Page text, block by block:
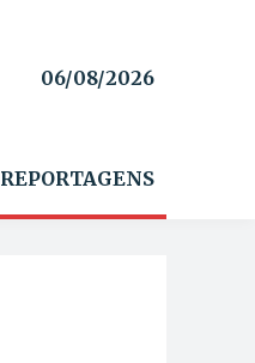
06/08/2026
REPORTAGENS